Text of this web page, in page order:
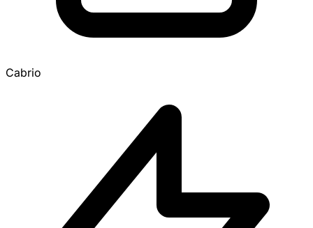
Cabrio